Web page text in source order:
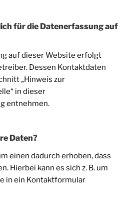
für die Datenerfassung auf
auf dieser Website erfolgt
Dessen Kontaktdaten
„Hinweis zur
in dieser
entnehmen.
Daten?
einen dadurch erhoben, dass
Hierbei kann es sich z. B. um
in ein Kontaktformular